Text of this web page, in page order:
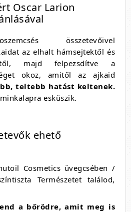
Oscar Larion
összetevőivel
az elhalt hámsejtektől és
majd felpezsdítve a
okoz, amitől az ajkaid
teltebb hatást keltenek.
esküszik.
ehető
Cosmetics üvegcsében /
Természetet találod,
a bőrödre, amit meg is